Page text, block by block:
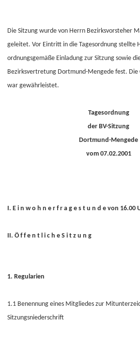
Die Sitzung wurde von Herrn Bezirksvorsteher
geleitet. Vor Eintritt in die Tagesordnung stellte
ordnungsgemäße Einladung zur Sitzung sowie
Bezirksvertretung Dortmund-Mengede fest.
war gewährleistet.
Tagesordnung
der BV-Sitzung
Dortmund-Mengede
vom 07.02.2001
I. E i n w o h n e r f r a g e s t u n d e von 16.00
II. Ö f f e n t l i c h e S i t z u n g
1. Regularien
1.1 Benennung eines Mitgliedes zur
Sitzungsniederschrift